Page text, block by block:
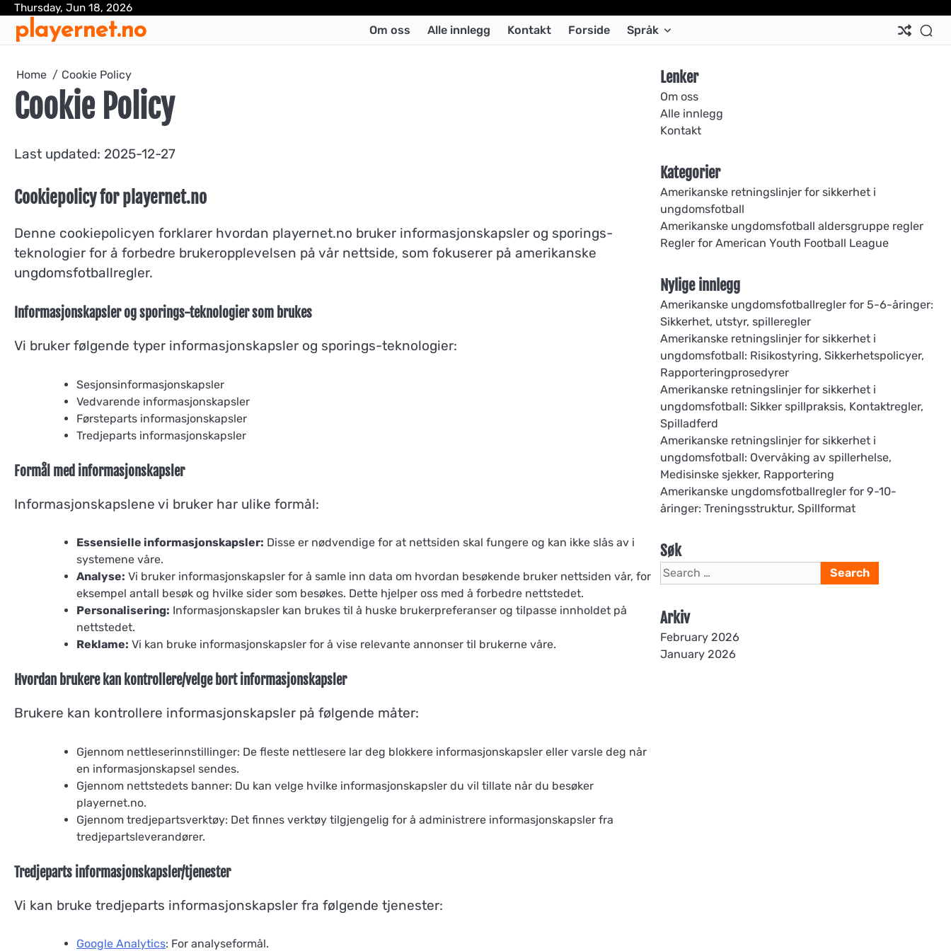
Skip
content
Thursday, Jun 18, 2026
playernet.no Om oss Alle innlegg Kontakt Forside Språk
Home Cookie Policy
Cookie Policy
Last updated: 2025-12-27
Cookiepolicy for playernet.no
Denne cookiepolicyen forklarer hvordan playernet.no bruker informasjonskapsler og sporings-
teknologier for å forbedre brukeropplevelsen på vår nettside, som fokuserer på amerikanske
ungdomsfotballregler.
Informasjonskapsler og sporings-teknologier som brukes
Vi bruker følgende typer informasjonskapsler og sporings-teknologier:
Sesjonsinformasjonskapsler
Vedvarende informasjonskapsler
Førsteparts informasjonskapsler
Tredjeparts informasjonskapsler
Formål med informasjonskapsler
Informasjonskapslene vi bruker har ulike formål:
Essensielle informasjonskapsler: Disse er nødvendige for at nettsiden skal fungere og kan ikke slås av i
systemene våre.
Analyse: Vi bruker informasjonskapsler for å samle inn data om hvordan besøkende bruker nettsiden vår, for
eksempel antall besøk og hvilke sider som besøkes. Dette hjelper oss med å forbedre nettstedet.
Personalisering: Informasjonskapsler kan brukes til å huske brukerpreferanser og tilpasse innholdet på
nettstedet.
Reklame: Vi kan bruke informasjonskapsler for å vise relevante annonser til brukerne våre.
Hvordan brukere kan kontrollere/velge bort informasjonskapsler
Brukere kan kontrollere informasjonskapsler på følgende måter:
Gjennom nettleserinnstillinger: De fleste nettlesere lar deg blokkere informasjonskapsler eller varsle deg når
en informasjonskapsel sendes.
Gjennom nettstedets banner: Du kan velge hvilke informasjonskapsler du vil tillate når du besøker
playernet.no.
Gjennom tredjepartsverktøy: Det finnes verktøy tilgjengelig for å administrere informasjonskapsler fra
tredjepartsleverandører.
Tredjeparts informasjonskapsler/tjenester
Vi kan bruke tredjeparts informasjonskapsler fra følgende tjenester:
Google Analytics: For analyseformål.
Lenker
Om oss
Alle innlegg
Kontakt
Kategorier
Amerikanske retningslinjer for sikkerhet i
ungdomsfotball
Amerikanske ungdomsfotball aldersgruppe regler
Regler for American Youth Football League
Nylige innlegg
Amerikanske ungdomsfotballregler for 5-6-åringer:
Sikkerhet, utstyr, spilleregler
Amerikanske retningslinjer for sikkerhet i
ungdomsfotball: Risikostyring, Sikkerhetspolicyer,
Rapporteringprosedyrer
Amerikanske retningslinjer for sikkerhet i
ungdomsfotball: Sikker spillpraksis, Kontaktregler,
Spilladferd
Amerikanske retningslinjer for sikkerhet i
ungdomsfotball: Overvåking av spillerhelse,
Medisinske sjekker, Rapportering
Amerikanske ungdomsfotballregler for 9-10-
åringer: Treningsstruktur, Spillformat
Søk
Search
for:
Arkiv
February 2026
January 2026